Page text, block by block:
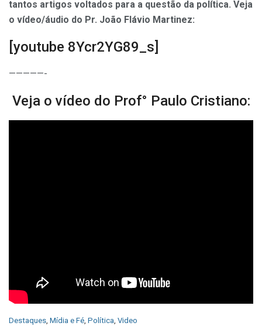
tantos artigos voltados para a questão da política. Veja
o vídeo/áudio do Pr. João Flávio Martinez:
[youtube 8Ycr2YG89_s]
—————-
Veja o vídeo do Prof° Paulo Cristiano:
C
Destaques, Mídia e Fé, Política, Video